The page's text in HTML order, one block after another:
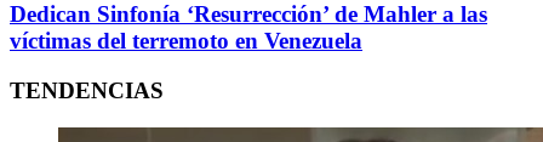
Dedican Sinfonía ‘Resurrección’ de Mahler a las
víctimas del terremoto en Venezuela
TENDENCIAS